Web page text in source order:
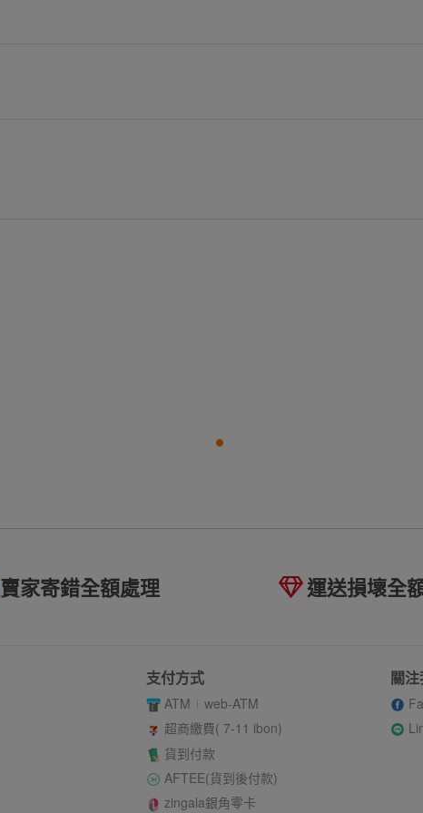
賣家寄錯全額處理 運送損壞全
支付方式
ATM
web-ATM
超商繳費( 7-11 ibon)
貨到付款
AFTEE(貨到後付款)
zingala銀角零卡
關